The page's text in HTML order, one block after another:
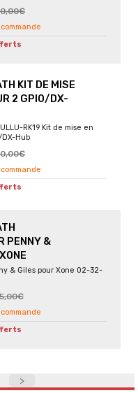
KIT DE MISE
2 GPIO/DX-
RK19 Kit de mise en
Hub
PENNY &
& Giles pour Xone 02-32-
>